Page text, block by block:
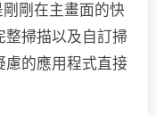
剛在主畫面的快
掃描以及自訂掃
慮的應用程式直接